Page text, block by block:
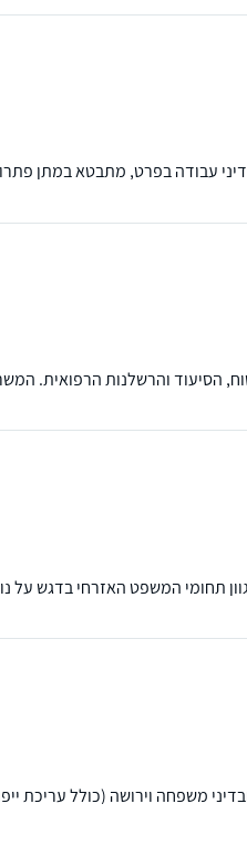
עבודה בפרט, מתבטא במתן
הסיעוד והרשלנות הרפואית.
2008 רכשה נסיון רב במגוון תחומי המשפט האזרחי
משפחה וירושה (כולל עריכת